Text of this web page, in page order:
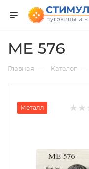
ME 576
Главная — Каталог —
Металл